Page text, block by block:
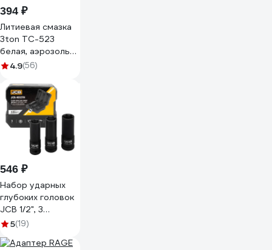
394 ₽
Литиевая смазка
3ton ТС-523
белая, аэрозоль
520г 40289
4.9(56)
546 ₽
Набор ударных
глубоких головок
JCB 1/2", 3
предмета JCB-
5(19)